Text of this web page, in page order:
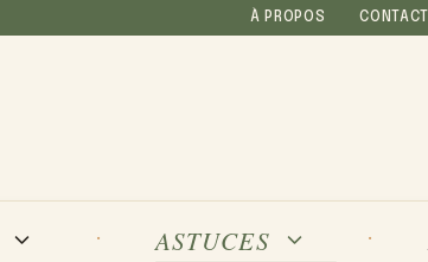
À PROPOS CONTACT
ASTUCES